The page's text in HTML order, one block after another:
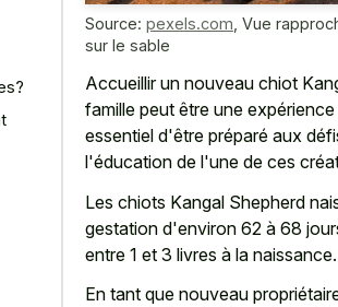
Source: pexels.com Vue
sur le sable
Accueillir un nouveau chiot
famille peut être une
essentiel d'être préparé aux
l'éducation de l'une de ces
Les chiots Kangal Shepherd
gestation d'environ 62 à 68
entre 1 et 3 livres à la naissance.
En tant que nouveau